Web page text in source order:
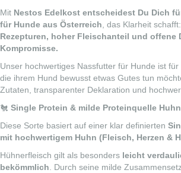
Mit Nestos Edelkost entscheidest Du Dich
für Hunde aus Österreich , das Klarheit schafft:
Rezepturen, hoher Fleischanteil und offene
Kompromisse.
Unser hochwertiges Nassfutter für Hunde ist für
die ihrem Hund bewusst etwas Gutes tun
Zutaten, transparenter Deklaration und
🐔 Single Protein & milde Proteinquelle Huhn
Diese Sorte basiert auf einer klar definierten
mit hochwertigem Huhn (Fleisch, Herzen &
Hühnerfleisch gilt als besonders leicht
bekömmlich . Durch seine milde